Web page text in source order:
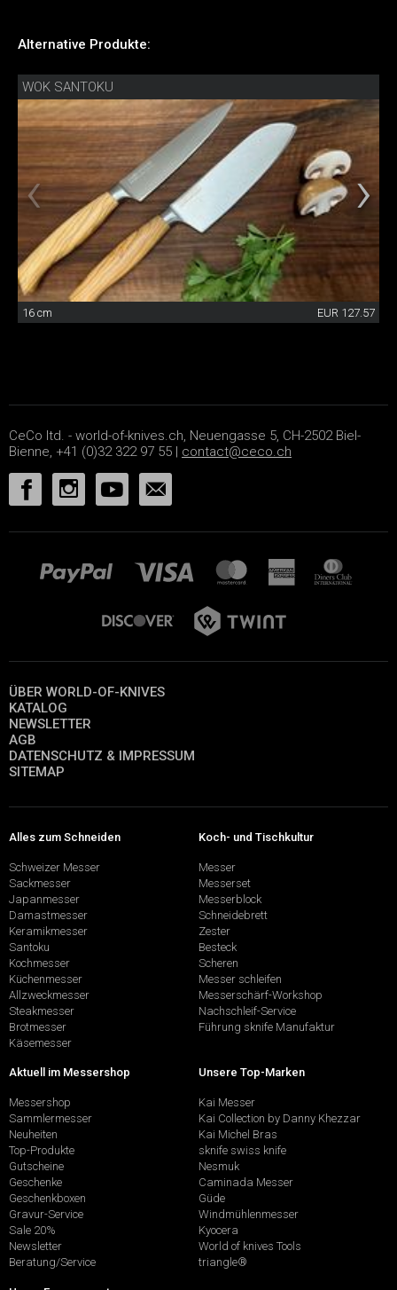
Alternative Produkte:
WOK SANTOKU
16 cm EUR 127.57
CeCo ltd. - world-of-knives.ch, Neuengasse 5, CH-2502 Biel-
Bienne, +41 (0)32 322 97 55 | contact@ceco.ch
ÜBER WORLD-OF-KNIVES
KATALOG
NEWSLETTER
AGB
DATENSCHUTZ & IMPRESSUM
SITEMAP
Alles zum Schneiden
Schweizer Messer
Sackmesser
Japanmesser
Damastmesser
Keramikmesser
Santoku
Kochmesser
Küchenmesser
Allzweckmesser
Steakmesser
Brotmesser
Käsemesser
Koch- und Tischkultur
Messer
Messerset
Messerblock
Schneidebrett
Zester
Besteck
Scheren
Messer schleifen
Messerschärf-Workshop
Nachschleif-Service
Führung sknife Manufaktur
Aktuell im Messershop
Messershop
Sammlermesser
Neuheiten
Top-Produkte
Gutscheine
Geschenke
Geschenkboxen
Gravur-Service
Sale 20%
Newsletter
Beratung/Service
Unsere Top-Marken
Kai Messer
Kai Collection by Danny Khezzar
Kai Michel Bras
sknife swiss knife
Nesmuk
Caminada Messer
Güde
Windmühlenmesser
Kyocera
World of knives Tools
triangle®